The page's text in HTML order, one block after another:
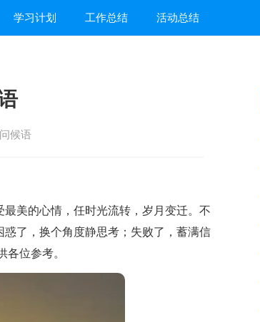
学习计划 工作总结 活动总结
问候语
美的心情，任时光流转，岁月变迁。不
了，换个角度静思考；失败了，蓄满信
位参考。